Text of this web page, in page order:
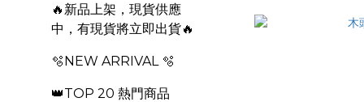
🔥新品上架，現貨供應
中，有現貨將立即出貨🔥
🫧NEW ARRIVAL 🫧
👑TOP 20 熱門商品